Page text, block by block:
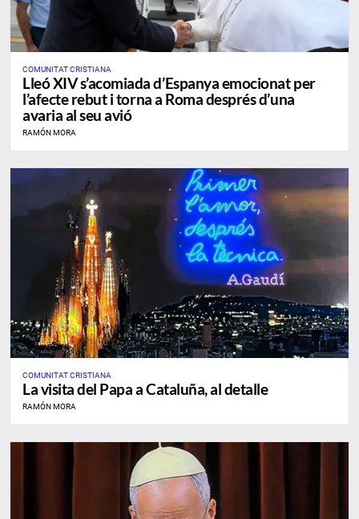
COMUNITAT CRISTIANA
Lleó XIV s’acomiada d’Espanya emocionat per
l’afecte rebut i torna a Roma després d’una
avaria al seu avió
RAMÓN MORA
COMUNITAT CRISTIANA
La visita del Papa a Cataluña, al detalle
RAMÓN MORA